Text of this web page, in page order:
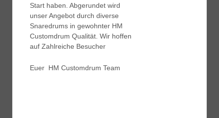
Start haben. Abgerundet wird
unser Angebot durch diverse
Snaredrums in gewohnter HM
Customdrum Qualität. Wir hoffen
auf Zahlreiche Besucher
Euer HM Customdrum Team